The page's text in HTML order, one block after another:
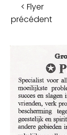
< Flyer
précédent